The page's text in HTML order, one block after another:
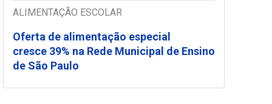
ALIMENTAÇÃO ESCOLAR
Oferta de alimentação especial
cresce 39% na Rede Municipal de Ensino
de São Paulo